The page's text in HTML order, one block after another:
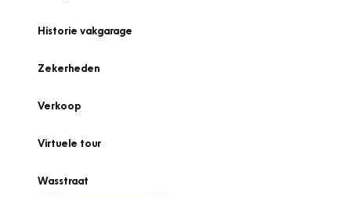
Historie vakgarage
Zekerheden
Verkoop
Virtuele tour
Wasstraat